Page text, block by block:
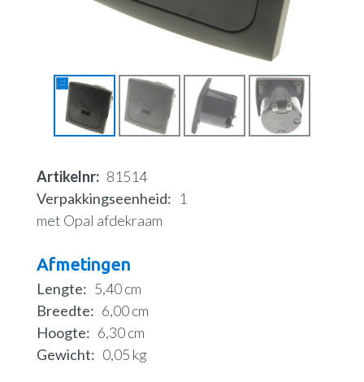
Artikelnr
81514
Verpakkingseenheid
1
met Opal afdekraam
Afmetingen
Lengte
5,40 cm
Breedte
6,00 cm
Hoogte
6,30 cm
Gewicht
0,05 kg